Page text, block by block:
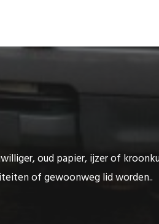
oud papier, ijzer of
of gewoonweg lid worden..